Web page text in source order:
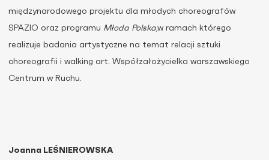
międzynarodowego projektu dla młodych choreografów
SPAZIO oraz programu Młoda Polska,w ramach którego
realizuje badania artystyczne na temat relacji sztuki
choreografii i walking art. Współzałożycielka warszawskiego
Centrum w Ruchu.
Joanna LEŚNIEROWSKA